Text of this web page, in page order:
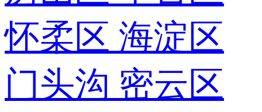
怀柔区 海淀区
门头沟 密云区